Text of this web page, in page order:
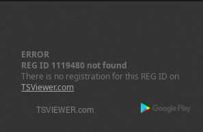
ERROR
REG ID 1119480 not found
There is no registration for this REG ID on
TSViewer.com